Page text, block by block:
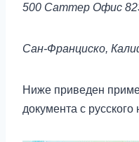
500 Саттер Офис
Сан-Франциско,
Ниже приведен
документа с русского